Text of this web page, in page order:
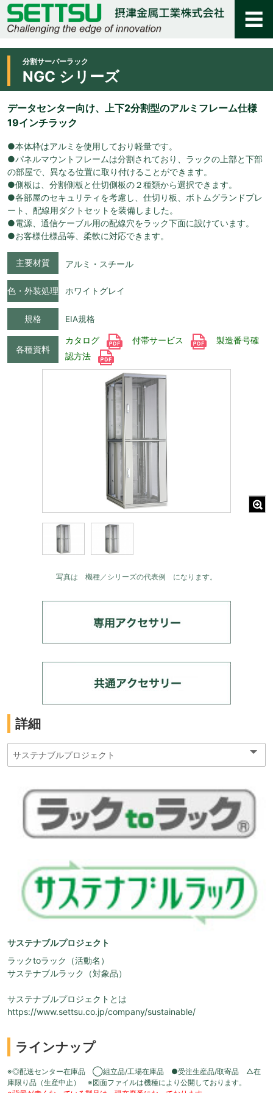
分割サーバーラック
NGC シリーズ
データセンター向け、上下2分割型のアルミフレーム仕様
19インチラック
●本体枠はアルミを使用しており軽量です。
●パネルマウントフレームは分割されており、ラックの上部と下部
の部屋で、異なる位置に取り付けることができます。
●側板は、分割側板と仕切側板の２種類から選択できます。
●各部屋のセキュリティを考慮し、仕切り板、ボトムグランドプレ
ート、配線用ダクトセットを装備しました。
●電源、通信ケーブル用の配線穴をラック下面に設けています。
●お客様仕様品等、柔軟に対応できます。
主要材質 アルミ・スチール
色・外装処理 ホワイトグレイ
規格 EIA規格
各種資料
カタログ 付帯サービス
製造番号確
認方法
写真は 機種／シリーズの代表例 になります。
詳細
サステナブルプロジェクト
ラックtoラック（活動名）
サステナブルラック（対象品）
サステナブルプロジェクトとは
https://www.settsu.co.jp/company/sustainable/
ラインナップ
※◎配送センター在庫品 ◯組立品/工場在庫品 ●受注生産品/取寄品 △在
庫限り品（生産中止） ※図面ファイルは機種により公開しております。